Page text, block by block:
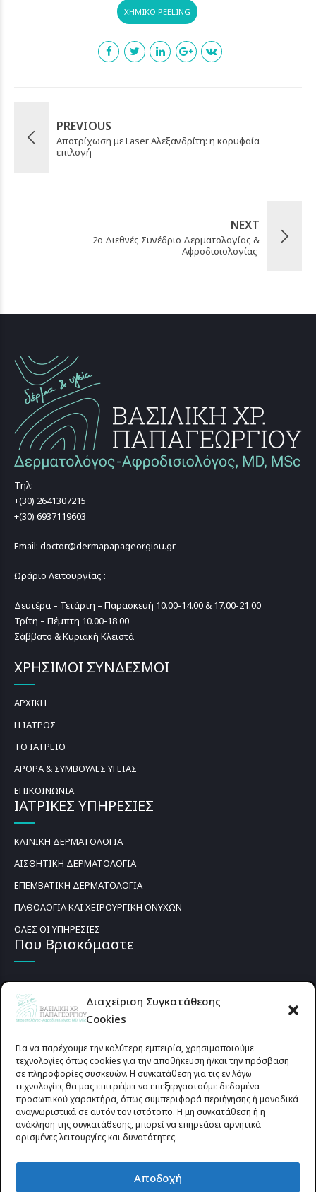
Διαχείριση Συγκατάθεσης
Cookies
Για να παρέχουμε την καλύτερη εμπειρία, χρησιμοποιούμε
τεχνολογίες όπως cookies για την αποθήκευση ή/και την πρόσβαση
σε πληροφορίες συσκευών. Η συγκατάθεση για τις εν λόγω
τεχνολογίες θα μας επιτρέψει να επεξεργαστούμε δεδομένα
προσωπικού χαρακτήρα, όπως συμπεριφορά περιήγησης ή μοναδικά
αναγνωριστικά σε αυτόν τον ιστότοπο. Η μη συγκατάθεση ή η
ανάκληση της συγκατάθεσης, μπορεί να επηρεάσει αρνητικά
ορισμένες λειτουργίες και δυνατότητες.
Αποδοχή
ΧΗΜΙΚΌ PEELING
PREVIOUS
Αποτρίχωση με Laser Αλεξανδρίτη: η κορυφαία
επιλογή
NEXT
2ο Διεθνές Συνέδριο Δερματολογίας &
Αφροδισιολογίας
Τηλ:
+(30) 2641307215
+(30) 6937119603
Email: doctor@dermapapageorgiou.gr
Ωράριο Λειτουργίας :
Δευτέρα – Τετάρτη – Παρασκευή 10.00-14.00 & 17.00-21.00
Τρίτη – Πέμπτη 10.00-18.00
Σάββατο & Κυριακή Κλειστά
ΧΡΗΣΙΜΟΙ ΣΥΝΔΕΣΜΟΙ
ΑΡΧΙΚΗ
Η ΙΑΤΡΟΣ
ΤΟ ΙΑΤΡΕΙΟ
ΑΡΘΡΑ & ΣΥΜΒΟΥΛΕΣ ΥΓΕΙΑΣ
ΕΠΙΚΟΙΝΩΝΙΑ
ΙΑΤΡΙΚΕΣ ΥΠΗΡΕΣΙΕΣ
ΚΛΙΝΙΚΗ ΔΕΡΜΑΤΟΛΟΓΙΑ
ΑΙΣΘΗΤΙΚΗ ΔΕΡΜΑΤΟΛΟΓΙΑ
ΕΠΕΜΒΑΤΙΚΗ ΔΕΡΜΑΤΟΛΟΓΙΑ
ΠΑΘΟΛΟΓΙΑ ΚΑΙ ΧΕΙΡΟΥΡΓΙΚΗ ΟΝΥΧΩΝ
ΟΛΕΣ ΟΙ ΥΠΗΡΕΣΙΕΣ
Που Βρισκόμαστε
Προυσιωτίσσης 27 & Δ.Σταϊκου , Αγρίνιο 30133 (έναντι γηπέδου